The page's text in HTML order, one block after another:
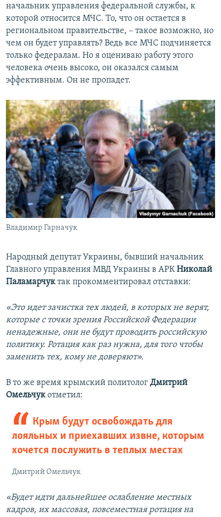
начальник управления федеральной службы, к
которой относится МЧС. То, что он остается в
региональном правительстве, – такое возможно, но
чем он будет управлять? Ведь все МЧС подчиняется
только федералам. Но я оцениваю работу этого
человека очень высоко, он оказался самым
эффективным. Он не пропадет.
Владимир Гарначук
Народный депутат Украины, бывший начальник
Главного управления МВД Украины в АРКНиколай
Паламарчуктак прокомментировал отставки:
«Это идет зачистка тех людей, в которых не верят,
которые с точки зрения Российской Федерации
ненадежные, они не будут проводить российскую
политику. Ротация как раз нужна, для того чтобы
заменить тех, кому не доверяют».
В то же время крымский политолог Дмитрий
Омельчукотметил:
Крым будут освобождать для
лояльных и приехавших извне, которым
хочется послужить в теплых местах
Дмитрий Омельчук
«Будет идти дальнейшее ослабление местных
кадров, их массовая, повсеместная ротация на